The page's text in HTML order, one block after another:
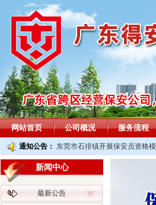
网站首页 公司概况 服务流程
通知公告： 东莞市石排镇开展保安员资格
新闻中心
最新公告